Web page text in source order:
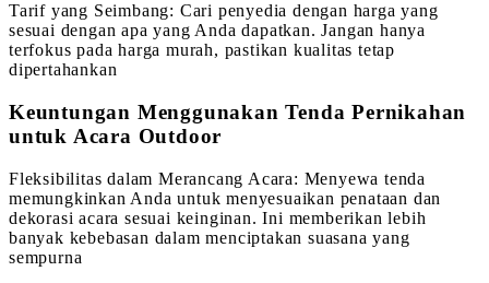
Tarif yang Seimbang: Cari penyedia dengan harga yang
sesuai dengan apa yang Anda dapatkan. Jangan hanya
terfokus pada harga murah, pastikan kualitas tetap
dipertahankan
Keuntungan Menggunakan Tenda Pernikahan
untuk Acara Outdoor
Fleksibilitas dalam Merancang Acara: Menyewa tenda
memungkinkan Anda untuk menyesuaikan penataan dan
dekorasi acara sesuai keinginan. Ini memberikan lebih
banyak kebebasan dalam menciptakan suasana yang
sempurna